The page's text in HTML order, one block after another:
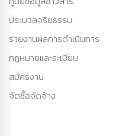
ประมวลจริยธรรม
รายงานผลการดำเนินการ
กฏหมายและระเบียบ
สมัครงาน
จัดซื้อจัดจ้าง